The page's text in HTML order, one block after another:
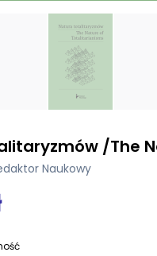
/The
Naukowy